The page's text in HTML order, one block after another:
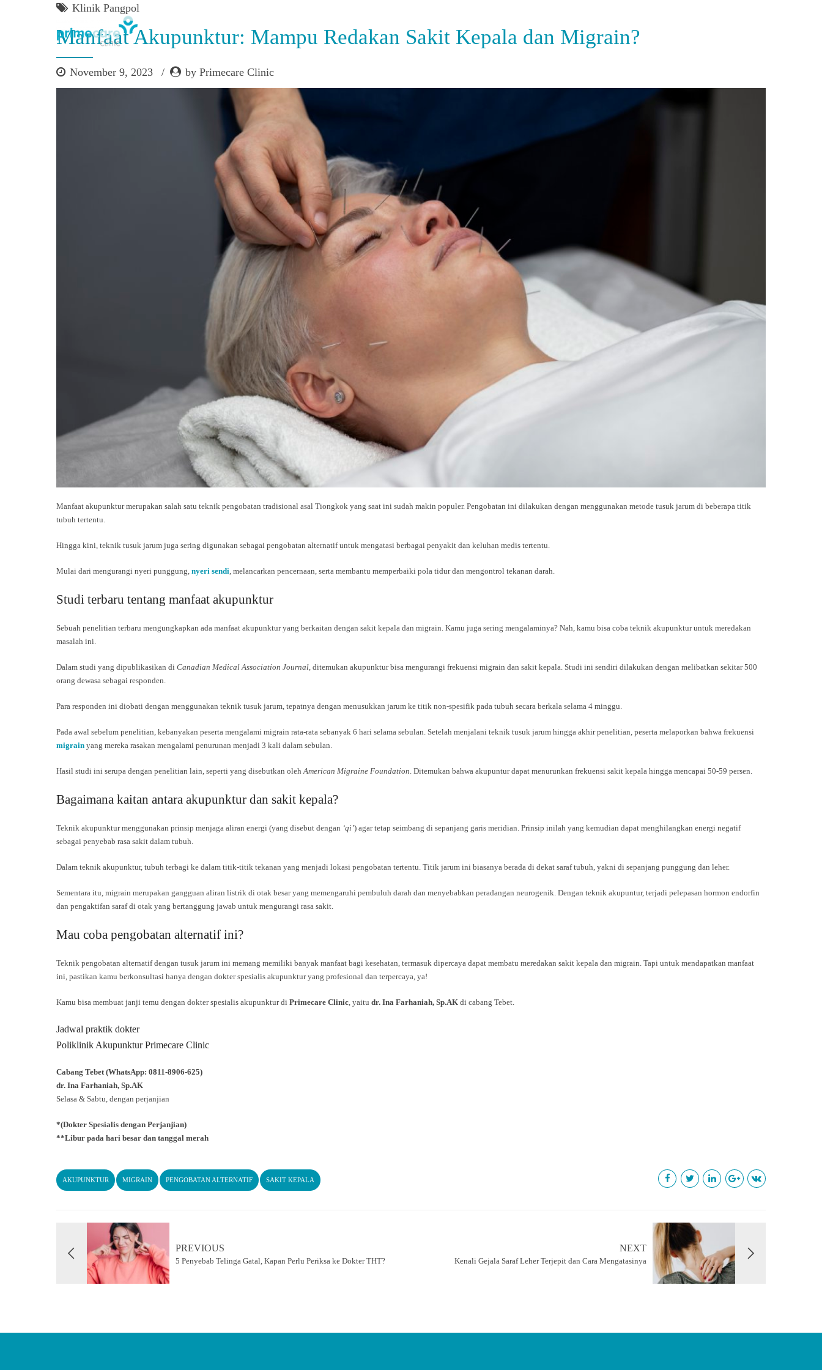
Klinik Pangpol
Manfaat Akupunktur: Mampu Redakan Sakit Kepala dan Migrain?
November 9, 2023 by Primecare Clinic
Manfaat akupunktur merupakan salah satu teknik pengobatan tradisional asal Tiongkok yang saat ini sudah makin populer. Pengobatan ini dilakukan dengan menggunakan metode tusuk jarum di beberapa titik
tubuh tertentu.
Hingga kini, teknik tusuk jarum juga sering digunakan sebagai pengobatan alternatif untuk mengatasi berbagai penyakit dan keluhan medis tertentu.
Mulai dari mengurangi nyeri punggung, nyeri sendi, melancarkan pencernaan, serta membantu memperbaiki pola tidur dan mengontrol tekanan darah.
Studi terbaru tentang manfaat akupunktur
Sebuah penelitian terbaru mengungkapkan ada manfaat akupunktur yang berkaitan dengan sakit kepala dan migrain. Kamu juga sering mengalaminya? Nah, kamu bisa coba teknik akupunktur untuk meredakan
masalah ini.
Dalam studi yang dipublikasikan di Canadian Medical Association Journal, ditemukan akupunktur bisa mengurangi frekuensi migrain dan sakit kepala. Studi ini sendiri dilakukan dengan melibatkan sekitar 500
orang dewasa sebagai responden.
Para responden ini diobati dengan menggunakan teknik tusuk jarum, tepatnya dengan menusukkan jarum ke titik non-spesifik pada tubuh secara berkala selama 4 minggu.
Pada awal sebelum penelitian, kebanyakan peserta mengalami migrain rata-rata sebanyak 6 hari selama sebulan. Setelah menjalani teknik tusuk jarum hingga akhir penelitian, peserta melaporkan bahwa frekuensi
migrain yang mereka rasakan mengalami penurunan menjadi 3 kali dalam sebulan.
Hasil studi ini serupa dengan penelitian lain, seperti yang disebutkan olehAmerican Migraine Foundation. Ditemukan bahwa akupuntur dapat menurunkan frekuensi sakit kepala hingga mencapai 50-59 persen.
Bagaimana kaitan antara akupunktur dan sakit kepala?
Teknik akupunktur menggunakan prinsip menjaga aliran energi (yang disebut dengan ‘qi’) agar tetap seimbang di sepanjang garis meridian. Prinsip inilah yang kemudian dapat menghilangkan energi negatif
sebagai penyebab rasa sakit dalam tubuh.
Dalam teknik akupunktur, tubuh terbagi ke dalam titik-titik tekanan yang menjadi lokasi pengobatan tertentu. Titik jarum ini biasanya berada di dekat saraf tubuh, yakni di sepanjang punggung dan leher.
Sementara itu, migrain merupakan gangguan aliran listrik di otak besar yang memengaruhi pembuluh darah dan menyebabkan peradangan neurogenik. Dengan teknik akupuntur, terjadi pelepasan hormon endorfin
dan pengaktifan saraf di otak yang bertanggung jawab untuk mengurangi rasa sakit.
Mau coba pengobatan alternatif ini?
Teknik pengobatan alternatif dengan tusuk jarum ini memang memiliki banyak manfaat bagi kesehatan, termasuk dipercaya dapat membatu meredakan sakit kepala dan migrain. Tapi untuk mendapatkan manfaat
ini, pastikan kamu berkonsultasi hanya dengan dokter spesialis akupunktur yang profesional dan terpercaya, ya!
Kamu bisa membuat janji temu dengan dokter spesialis akupunktur di Primecare Clinic, yaitu dr. Ina Farhaniah, Sp.AK di cabang Tebet.
Jadwal praktik dokter
Poliklinik Akupunktur Primecare Clinic
Cabang Tebet (WhatsApp: 0811-8906-625)
dr. Ina Farhaniah, Sp.AK
Selasa & Sabtu, dengan perjanjian
*(Dokter Spesialis dengan Perjanjian)
**Libur pada hari besar dan tanggal merah
AKUPUNKTUR MIGRAIN PENGOBATAN ALTERNATIF SAKIT KEPALA
PREVIOUS
5 Penyebab Telinga Gatal, Kapan Perlu Periksa ke Dokter THT?
NEXT
Kenali Gejala Saraf Leher Terjepit dan Cara Mengatasinya